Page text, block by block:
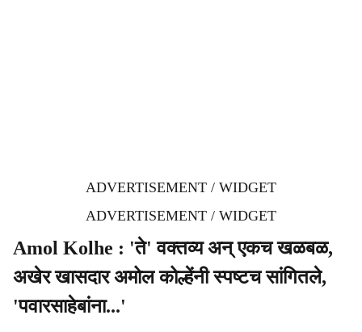
ADVERTISEMENT / WIDGET
ADVERTISEMENT / WIDGET
Amol Kolhe : 'ते' वक्तव्य अन् एकच खळबळ,
अखेर खासदार अमोल कोल्हेंनी स्पष्टच सांगितले,
'पवारसाहेबांना...'